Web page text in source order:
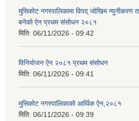
मुसिकोट नगरपालिकामा विपद् जोखिम न्युनीकरण
बनेको ऐन प्रथम संसोधन २०८१
मिति: 06/11/2026 - 09:42
विनियोजन ऐन २०८१ प्रथम संसोधन
मिति: 06/11/2026 - 09:41
मुसिकोट नगरपालिकाको आर्थिक ऐन,२०८१
मिति: 06/11/2026 - 09:39